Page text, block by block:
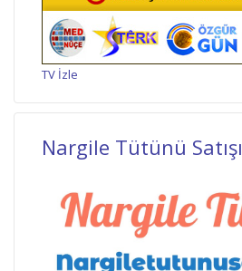
TV İzle
Nargile Tütünü Satışı